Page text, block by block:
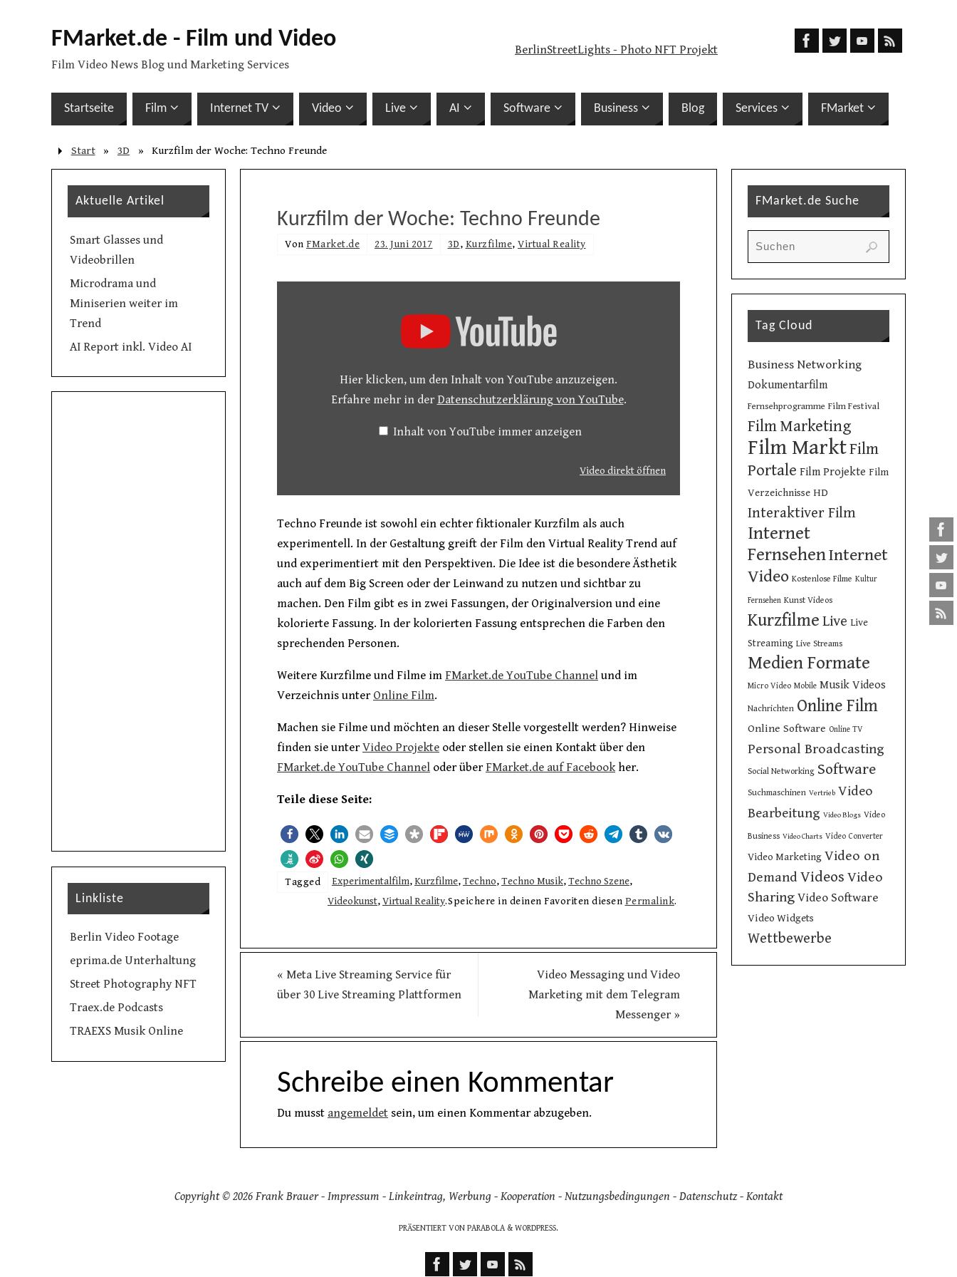
FMarket.de - Film und Video
Film Video News Blog und Marketing Services
BerlinStreetLights - Photo NFT Projekt
Startseite Film Internet TV Video Live AI Software Business Blog Services FMarket
Start » 3D » Kurzfilm der Woche: Techno Freunde
Kurzfilm der Woche: Techno Freunde
Von FMarket.de 23. Juni 2017 3D, Kurzfilme, Virtual Reality
Hier klicken, um den Inhalt von YouTube anzuzeigen.
Erfahre mehr in der Datenschutzerklärung von YouTube.
Inhalt von YouTube immer anzeigen
Video direkt öffnen
Techno Freunde ist sowohl ein echter fiktionaler Kurzfilm als auch
experimentell. In der Gestaltung greift der Film den Virtual Reality Trend auf
und experimentiert mit den Perspektiven. Die Idee ist die besondere Ästhetik
auch auf dem Big Screen oder der Leinwand zu nutzen und sichtbar zu
machen. Den Film gibt es in zwei Fassungen, der Originalversion und eine
kolorierte Fassung. In der kolorierten Fassung entsprechen die Farben den
sprechenden Personen.
Weitere Kurzfilme und Filme im FMarket.de YouTube Channel und im
Verzeichnis unter Online Film.
Machen sie Filme und möchten an dieser Stelle vorgestellt werden? Hinweise
finden sie unterVideo Projekte oder stellen sie einen Kontakt über den
FMarket.de YouTube Channel oder über FMarket.de auf Facebookher.
Teile diese Seite:
Tagged Experimentalfilm,Kurzfilme,Techno,Techno Musik,Techno Szene,
Videokunst,Virtual Reality.Speichere in deinen Favoriten diesen Permalink.
« Meta Live Streaming Service für
über 30 Live Streaming Plattformen
Video Messaging und Video
Marketing mit dem Telegram
Messenger »
Schreibe einen Kommentar
Du musst angemeldet sein, um einen Kommentar abzugeben.
Aktuelle Artikel
Smart Glasses und
Videobrillen
Microdrama und
Miniserien weiter im
Trend
AI Report inkl. Video AI
Linkliste
Berlin Video Footage
eprima.de Unterhaltung
Street Photography NFT
Traex.de Podcasts
TRAEXS Musik Online
FMarket.de Suche
Tag Cloud
Business Networking
Dokumentarfilm
Fernsehprogramme Film Festival
Film Marketing
Film MarktFilm
Portale Film Projekte Film
Verzeichnisse HD
Interaktiver Film
Internet
FernsehenInternet
Video Kostenlose Filme Kultur
Fernsehen Kunst Videos
Kurzfilme Live Live
Streaming Live Streams
Medien Formate
Micro Video Mobile Musik Videos
Nachrichten Online Film
Online Software Online TV
Personal Broadcasting
Social Networking Software
Suchmaschinen Vertrieb Video
Bearbeitung Video Blogs Video
Business Video Charts Video Converter
Video Marketing Video on
Demand Videos Video
Sharing Video Software
Video Widgets
Wettbewerbe
Copyright © 2026 Frank Brauer - Impressum - Linkeintrag, Werbung - Kooperation - Nutzungsbedingungen - Datenschutz- Kontakt
PRÄSENTIERT VON PARABOLA&WORDPRESS.